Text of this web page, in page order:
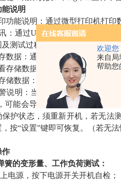
欢迎您
来自局
帮助您
说明
功能说明：通过微型打印机打印
：通过USB和上位机进行通讯
及测试过程中详细的测试力的记
数据：通过保存键保存测量时的
存储数据：通过查看键查看存储
储数据：在查看界面，通过按
说明：当测量值超过上限值或
可能会导致传感器的损坏。当
保护状态，须重新开机，若无法
按“设置”键即可恢复。（若无法
作
簧的变形量、工作负荷测试：
电源，按下电源开关开机自检；